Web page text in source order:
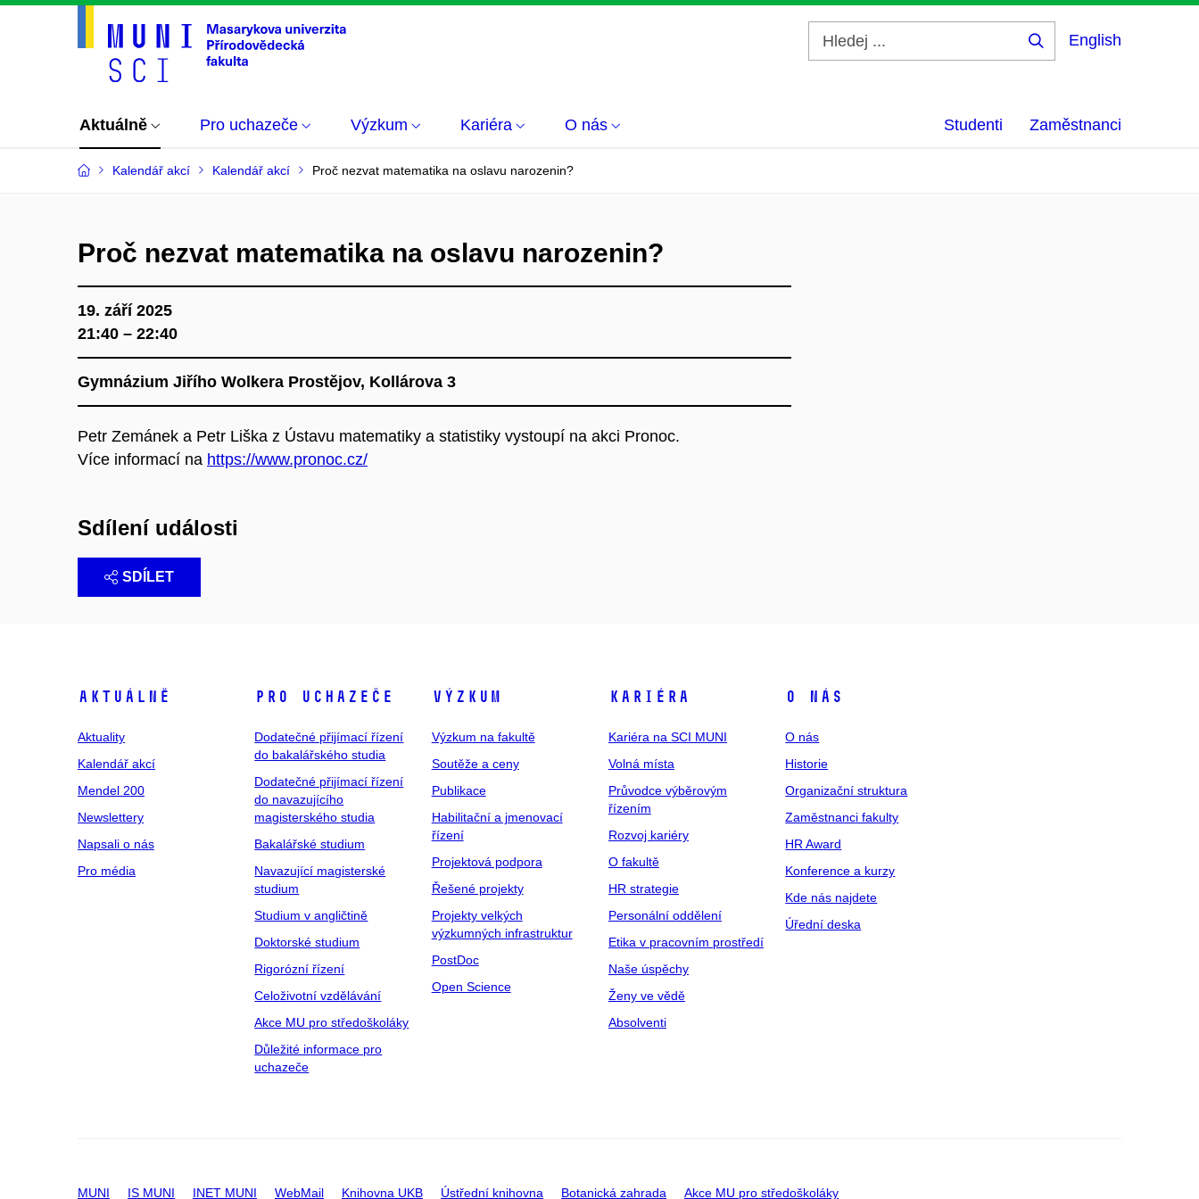
English
Aktuálně Pro uchazeče Výzkum Kariéra O nás Studenti Zaměstnanci
Kalendář akcí Kalendář akcí Proč nezvat matematika na oslavu narozenin?
Proč nezvat matematika na oslavu narozenin?
19. září 2025
21:40 – 22:40
Gymnázium Jiřího Wolkera Prostějov, Kollárova 3
Petr Zemánek a Petr Liška z Ústavu matematiky a statistiky vystoupí na akci Pronoc.
Více informací na https://www.pronoc.cz/
Sdílení události
SDÍLET
Aktuálně
Aktuality
Kalendář akcí
Mendel 200
Newslettery
Napsali o nás
Pro média
Pro uchazeče
Dodatečné přijímací řízení
do bakalářského studia
Dodatečné přijímací řízení
do navazujícího
magisterského studia
Bakalářské studium
Navazující magisterské
studium
Studium v angličtině
Doktorské studium
Rigorózní řízení
Celoživotní vzdělávání
Akce MU pro středoškoláky
Důležité informace pro
uchazeče
Výzkum
Výzkum na fakultě
Soutěže a ceny
Publikace
Habilitační a jmenovací
řízení
Projektová podpora
Řešené projekty
Projekty velkých
výzkumných infrastruktur
PostDoc
Open Science
Kariéra
Kariéra na SCI MUNI
Volná místa
Průvodce výběrovým
řízením
Rozvoj kariéry
O fakultě
HR strategie
Personální oddělení
Etika v pracovním prostředí
Naše úspěchy
Ženy ve vědě
Absolventi
O nás
O nás
Historie
Organizační struktura
Zaměstnanci fakulty
HR Award
Konference a kurzy
Kde nás najdete
Úřední deska
MUNI IS MUNI INET MUNI WebMail Knihovna UKB Ústřední knihovna Botanická zahrada Akce MU pro středoškoláky